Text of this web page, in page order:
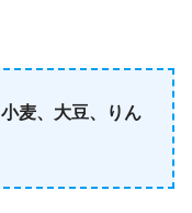
麦、大豆、りん